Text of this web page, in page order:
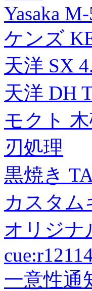
Yasaka
ケンズ
天洋 SX
天洋 DH
モクト
刃処理
黒焼き
カスタム
オリジナ
一意性通